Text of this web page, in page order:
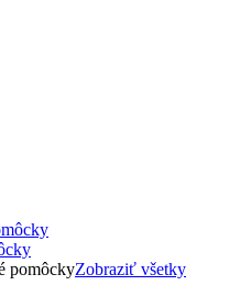
pomôckyZobraziť všetky